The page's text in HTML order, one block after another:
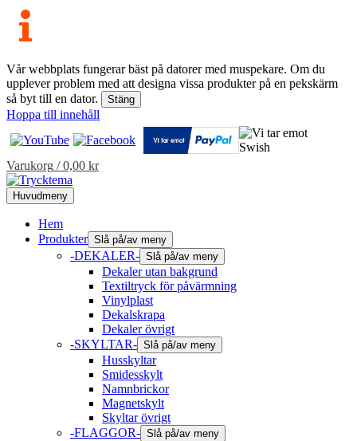
Vår webbplats fungerar bäst på datorer med muspekare. Om du
upplever problem med att designa vissa produkter på en pekskärm
så byt till en dator.
Stäng
Hoppa till innehåll
Varukorg /0,00 kr
Huvudmeny
Hem
Produkter Slå på/av meny
-DEKALER- Slå på/av meny
Dekaler utan bakgrund
Textiltryck för påvärmning
Vinylplast
Dekalskrapa
Dekaler övrigt
-SKYLTAR- Slå på/av meny
Husskyltar
Smidesskylt
Namnbrickor
Magnetskylt
Skyltar övrigt
-FLAGGOR- Slå på/av meny